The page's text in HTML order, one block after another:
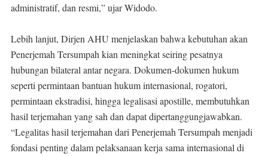
administratif, dan resmi,” ujar Widodo.
Lebih lanjut, Dirjen AHU menjelaskan bahwa kebutuhan akan
Penerjemah Tersumpah kian meningkat seiring pesatnya
hubungan bilateral antar negara. Dokumen-dokumen hukum
seperti permintaan bantuan hukum internasional, rogatori,
permintaan ekstradisi, hingga legalisasi apostille, membutuhkan
hasil terjemahan yang sah dan dapat dipertanggungjawabkan.
“Legalitas hasil terjemahan dari Penerjemah Tersumpah menjadi
fondasi penting dalam pelaksanaan kerja sama internasional di